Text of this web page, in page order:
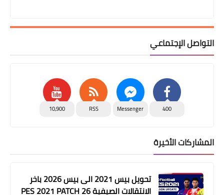
التواصل الإجتماعي
400
Messenger
RSS
10,900
المشاركات الأخيرة
تحويل بيس 2021 الى بيس 2026 باخر
الانتقالات الصيفية PES 2021 PATCH 26